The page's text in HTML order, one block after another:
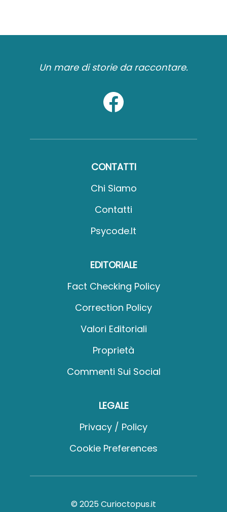
Un mare di storie da raccontare.
CONTATTI
Chi Siamo
Contatti
Psycode.it
EDITORIALE
Fact Checking Policy
Correction Policy
Valori Editoriali
Proprietà
Commenti Sui Social
LEGALE
Privacy / Policy
Cookie Preferences
© 2025 Curioctopus.it